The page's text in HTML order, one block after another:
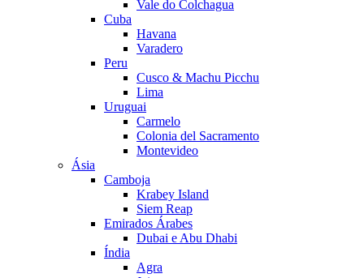
Vale do Colchagua
Cuba
Havana
Varadero
Peru
Cusco & Machu Picchu
Lima
Uruguai
Carmelo
Colonia del Sacramento
Montevideo
Ásia
Camboja
Krabey Island
Siem Reap
Emirados Árabes
Dubai e Abu Dhabi
Índia
Agra